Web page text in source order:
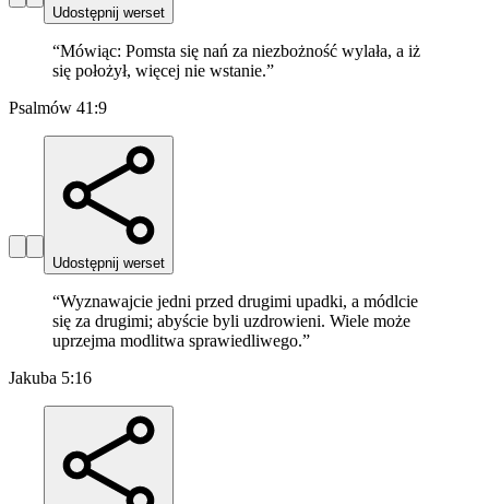
Udostępnij werset
“Mówiąc: Pomsta się nań za niezbożność wylała, a iż
się położył, więcej nie wstanie.”
Psalmów 41:9
Udostępnij werset
“Wyznawajcie jedni przed drugimi upadki, a módlcie
się za drugimi; abyście byli uzdrowieni. Wiele może
uprzejma modlitwa sprawiedliwego.”
Jakuba 5:16